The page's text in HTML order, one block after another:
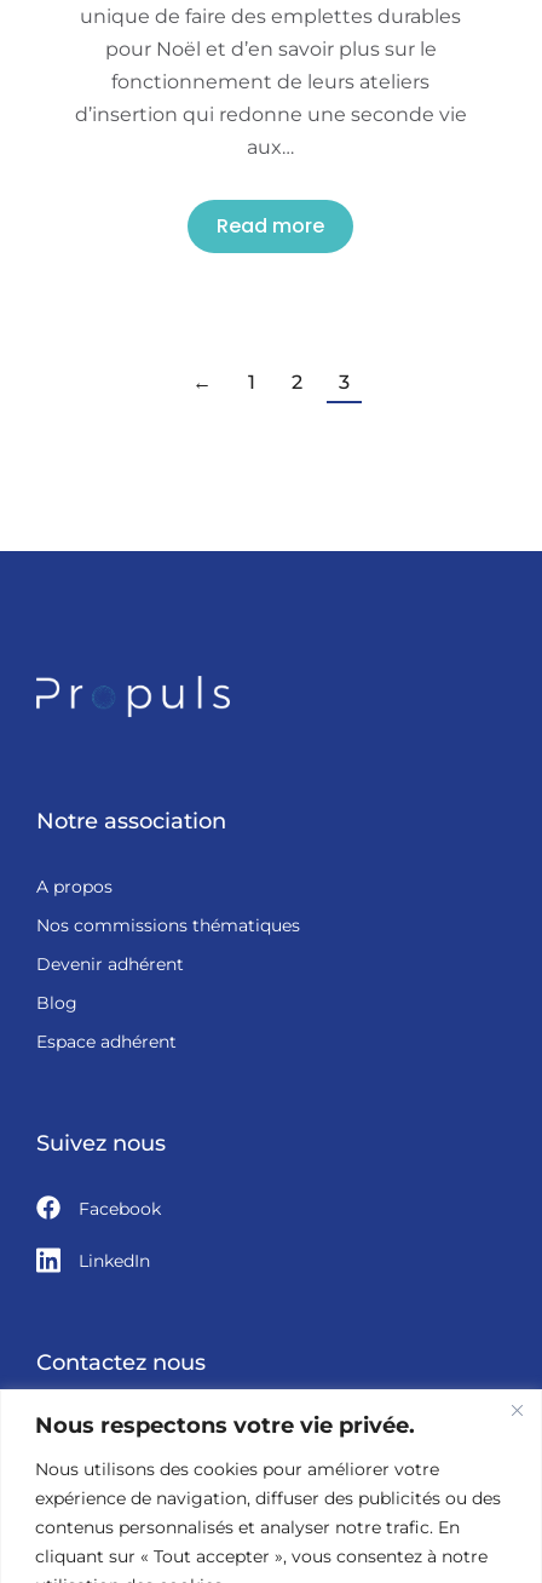
Nous respectons votre vie privée.
Nous utilisons des cookies pour améliorer votre
expérience de navigation, diffuser des publicités ou des
contenus personnalisés et analyser notre trafic. En
cliquant sur « Tout accepter », vous consentez à notre
unique de faire des emplettes durables
pour Noël et d’en savoir plus sur le
fonctionnement de leurs ateliers
d’insertion qui redonne une seconde vie
aux…
Read more
← 1 2 3
Notre association
A propos
Nos commissions thématiques
Devenir adhérent
Blog
Espace adhérent
Suivez nous
Facebook
LinkedIn
Contactez nous
05 49 60 98 00